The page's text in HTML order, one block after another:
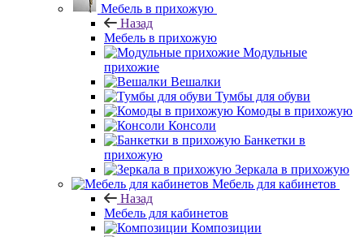
Мебель в прихожую
Назад
Мебель в прихожую
Модульные
прихожие
Вешалки
Тумбы для обуви
Комоды в прихожую
Консоли
Банкетки в
прихожую
Зеркала в прихожую
Мебель для кабинетов
Назад
Мебель для кабинетов
Композиции